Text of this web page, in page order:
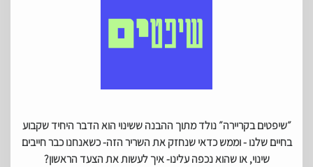
״שיפטים בקריירה״ נולד מתוך ההבנה ששינוי הוא הדבר היחיד שקבוע
בחיים שלנו - וממש כדאי שנחזק את השריר הזה- כשאנחנו כבר חייבים
שינוי, או שהוא נכפה עלינו- איך לעשות את הצעד הראשון?